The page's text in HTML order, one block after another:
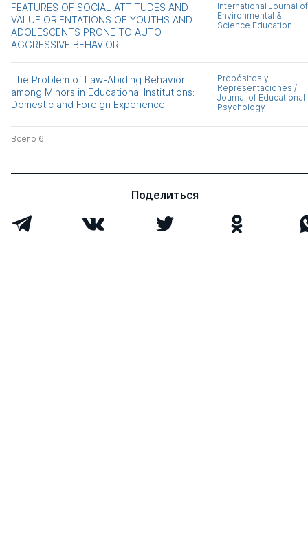
FEATURES OF SOCIAL ATTITUDES AND
VALUE ORIENTATIONS OF YOUTHS AND
ADOLESCENTS PRONE TO AUTO-
AGGRESSIVE BEHAVIOR
International Journal of
Environmental &
Science Education
The Problem of Law-Abiding Behavior
among Minors in Educational Institutions:
Domestic and Foreign Experience
Propósitos y
Representaciones /
Journal of Educational
Psychology
Всего 6
Поделиться